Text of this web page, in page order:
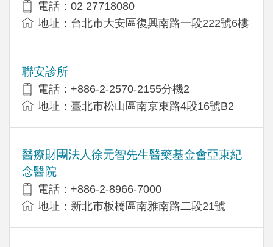
電話：02 27718080
地址：台北市大安區復興南路一段222號6樓
聯安診所
電話：+886-2-2570-2155分機2
地址：臺北市松山區南京東路4段16號B2
醫療財團法人徐元智先生醫藥基金會亞東紀
念醫院
電話：+886-2-8966-7000
地址：新北市板橋區南雅南路二段21號